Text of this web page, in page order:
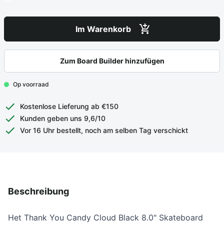
Im Warenkorb
Zum Board Builder hinzufügen
Op voorraad
Kostenlose Lieferung ab €150
Kunden geben uns 9,6/10
Vor 16 Uhr bestellt, noch am selben Tag verschickt
Beschreibung
Het Thank You Candy Cloud Black 8.0" Skateboard